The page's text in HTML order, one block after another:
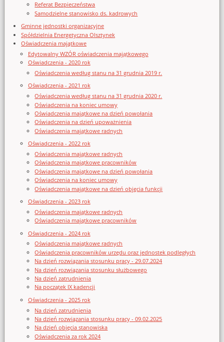
Referat Bezpieczeństwa
Samodzielne stanowisko ds. kadrowych
Gminne jednostki organizacyjne
Spółdzielnia Energetyczna Olsztynek
Oświadczenia majątkowe
Edytowalny WZÓR oświadczenia majątkowego
Oświadczenia - 2020 rok
Oświadczenia według stanu na 31 grudnia 2019 r.
Oświadczenia - 2021 rok
Oświadczenia według stanu na 31 grudnia 2020 r.
Oświadczenia na koniec umowy
Oświadczenia majątkowe na dzień powołania
Oświadczenia na dzień upoważnienia
Oświadczenia majątkowe radnych
Oświadczenia - 2022 rok
Oświadczenia majątkowe radnych
Oświadczenia majątkowe pracowników
Oświadczenia majątkowe na dzień powołania
Oświadczenia na koniec umowy
Oświadczenia majątkowe na dzień objęcia funkcji
Oświadczenia - 2023 rok
Oświadczenia majątkowe radnych
Oświadczenia majątkowe pracowników
Oświadczenia - 2024 rok
Oświadczenia majątkowe radnych
Oświadczenia pracowników urzędu oraz jednostek podległych
Na dzień rozwiązania stosunku pracy - 29.07.2024
Na dzień rozwiązania stosunku służbowego
Na dzień zatrudnienia
Na początek IX kadencji
Oświadczenia - 2025 rok
Na dzień zatrudnienia
Na dzień rozwiązania stosunku pracy - 09.02.2025
Na dzień objęcia stanowiska
Oświadczenia za rok 2024